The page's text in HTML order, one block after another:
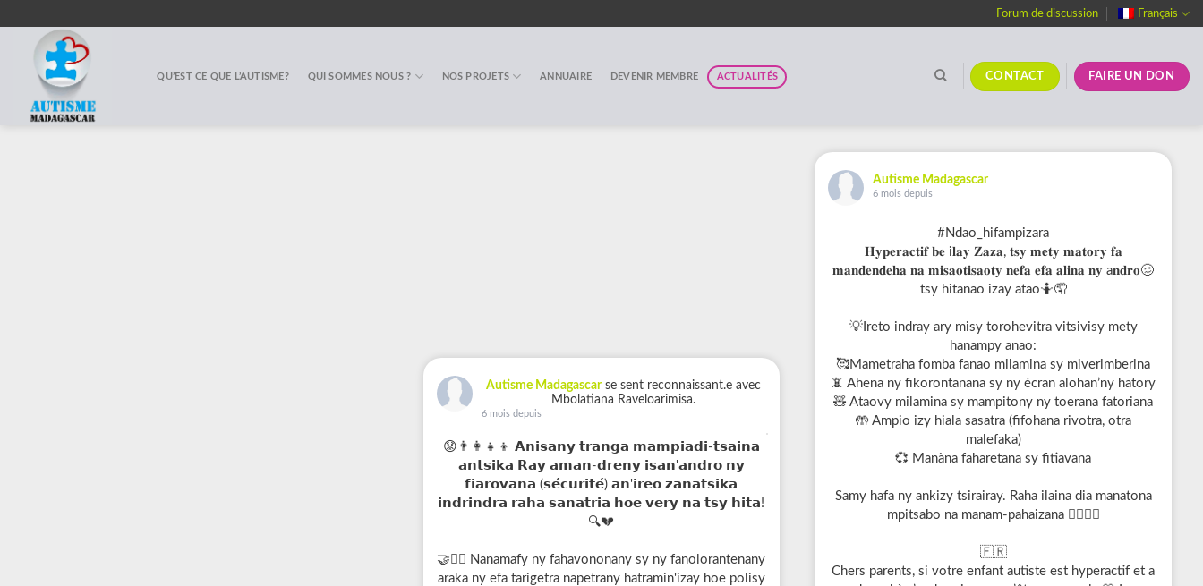
content
Forum de discussion Français
QU’EST CE QUE L’AUTISME? QUI SOMMES NOUS ? NOS PROJETS ANNUAIRE DEVENIR MEMBRE ACTUALITÉS CONTACT FAIRE UN DON
Autisme Madagascarse sent reconnaissant.e avec
Mbolatiana Raveloarimisa.
6 mois depuis
😟👨‍👩‍👧‍👦 𝗔𝗻𝗶𝘀𝗮𝗻𝘆 𝘁𝗿𝗮𝗻𝗴𝗮 𝗺𝗮𝗺𝗽𝗶𝗮𝗱𝗶-𝘁𝘀𝗮𝗶𝗻𝗮
𝗮𝗻𝘁𝘀𝗶𝗸𝗮 𝗥𝗮𝘆 𝗮𝗺𝗮𝗻-𝗱𝗿𝗲𝗻𝘆 𝗶𝘀𝗮𝗻'𝗮𝗻𝗱𝗿𝗼 𝗻𝘆
𝗳𝗶𝗮𝗿𝗼𝘃𝗮𝗻𝗮 (𝘀𝗲́𝗰𝘂𝗿𝗶𝘁𝗲́) 𝗮𝗻'𝗶𝗿𝗲𝗼 𝘇𝗮𝗻𝗮𝘁𝘀𝗶𝗸𝗮
𝗶𝗻𝗱𝗿𝗶𝗻𝗱𝗿𝗮 𝗿𝗮𝗵𝗮 𝘀𝗮𝗻𝗮𝘁𝗿𝗶𝗮 𝗵𝗼𝗲 𝘃𝗲𝗿𝘆 𝗻𝗮 𝘁𝘀𝘆 𝗵𝗶𝘁𝗮!
🔍💔
🤝👮‍♂️ Nanamafy ny fahavononany sy ny fanolorantenany
araka ny efa tarigetra napetrany hatramin'izay hoe polisy
Autisme Madagascar
6 mois depuis
#Ndao_hifampizara
𝐇𝐲𝐩𝐞𝐫𝐚𝐜𝐭𝐢𝐟 𝐛𝐞 i𝐥𝐚𝐲 𝐙𝐚𝐳𝐚, 𝐭𝐬𝐲 𝐦𝐞𝐭𝐲 𝐦𝐚𝐭𝐨𝐫𝐲 𝐟𝐚
𝐦𝐚𝐧𝐝𝐞𝐧𝐝𝐞𝐡𝐚 𝐧𝐚 𝐦𝐢𝐬𝐚𝐨𝐭𝐢𝐬𝐚𝐨𝐭𝐲 𝐧𝐞𝐟𝐚 𝐞𝐟𝐚 𝐚𝐥𝐢𝐧𝐚 𝐧𝐲 a𝐧𝐝𝐫𝐨🥴
tsy hitanao izay atao🤷🤦
💡Ireto indray ary misy torohevitra vitsivisy mety
hanampy anao:
🥰Mametraha fomba fanao milamina sy miverimberina
📵 Ahena ny fikorontanana sy ny écran alohan’ny hatory
🧸 Ataovy milamina sy mampitony ny toerana fatoriana
🤲 Ampio izy hiala sasatra (fifohana rivotra, otra
malefaka)
💞 Manàna faharetana sy fitiavana
Samy hafa ny ankizy tsirairay. Raha ilaina dia manatona
mpitsabo na manam-pahaizana 👩‍⚕️👨‍⚕️
🇫🇷
Chers parents, si votre enfant autiste est hyperactif et a